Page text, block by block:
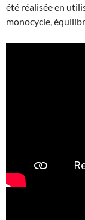
été réalisée en
monocycle,